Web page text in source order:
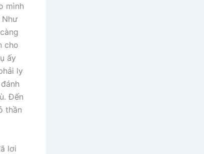
mình
cho
ấy
ly
Đến
thần
lơi